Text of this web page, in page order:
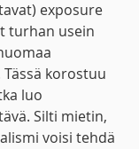
exposure
turhan usein
korostuu
luo
Silti mietin,
voisi tehdä